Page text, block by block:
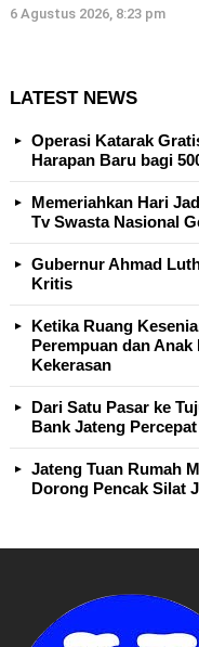
6 Agustus 2026, 8:23 pm
LATEST NEWS
Operasi Katarak
Harapan Baru bagi
Memeriahkan Hari
Tv Swasta Nasional
Gubernur Ahmad
Kritis
Ketika Ruang
Perempuan dan
Kekerasan
Dari Satu Pasar ke
Bank Jateng
Jateng Tuan Rumah
Dorong Pencak Silat